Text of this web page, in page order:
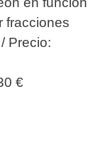
fracciones
Precio:
€